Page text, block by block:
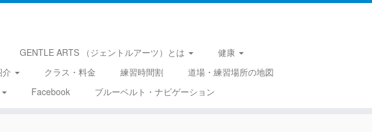
GENTLE ARTS （ジェントルアーツ）とは
健康
クラス・料金 練習時間割
道場・練習場所の地図
Facebook ブルーベルト・ナビゲーション